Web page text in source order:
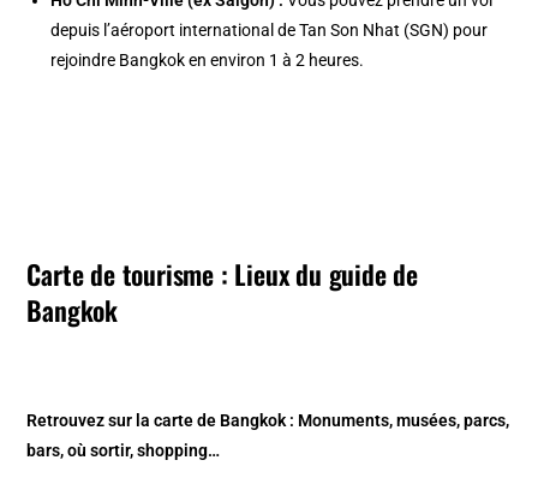
depuis l’aéroport international de Tan Son Nhat (SGN) pour
rejoindre Bangkok en environ 1 à 2 heures.
Carte de tourisme : Lieux du guide de
Bangkok
Retrouvez sur lacarte de Bangkok : Monuments, musées, parcs,
bars, où sortir, shopping…